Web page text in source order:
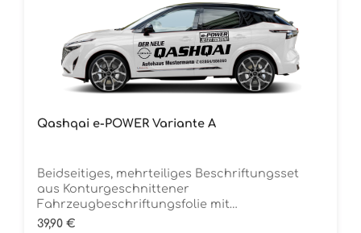
Qashqai e-POWER Variante A
Beidseitiges, mehrteiliges Beschriftungsset
aus Konturgeschnittener
Fahrzeugbeschriftungsfolie mit
ÜbertragungstapeDie Folie ist Rückstandsfrei
Regulärer Preis:
39,90 €